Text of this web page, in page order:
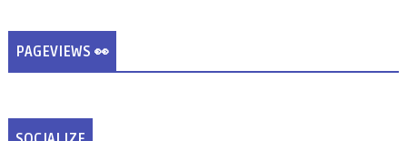
PAGEVIEWS 👀